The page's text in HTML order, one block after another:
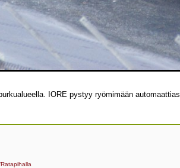
IORE pystyy ryömimään